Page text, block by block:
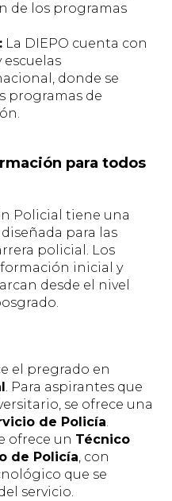
de los programas
La DIEPO cuenta con
escuelas
donde se
programas de
para todos
Policial tiene una
para las
policial. Los
inicial y
desde el nivel
el pregrado en
. Para aspirantes que
se ofrece una
de Policía.
ofrece un Técnico
de Policía, con
que se
servicio.